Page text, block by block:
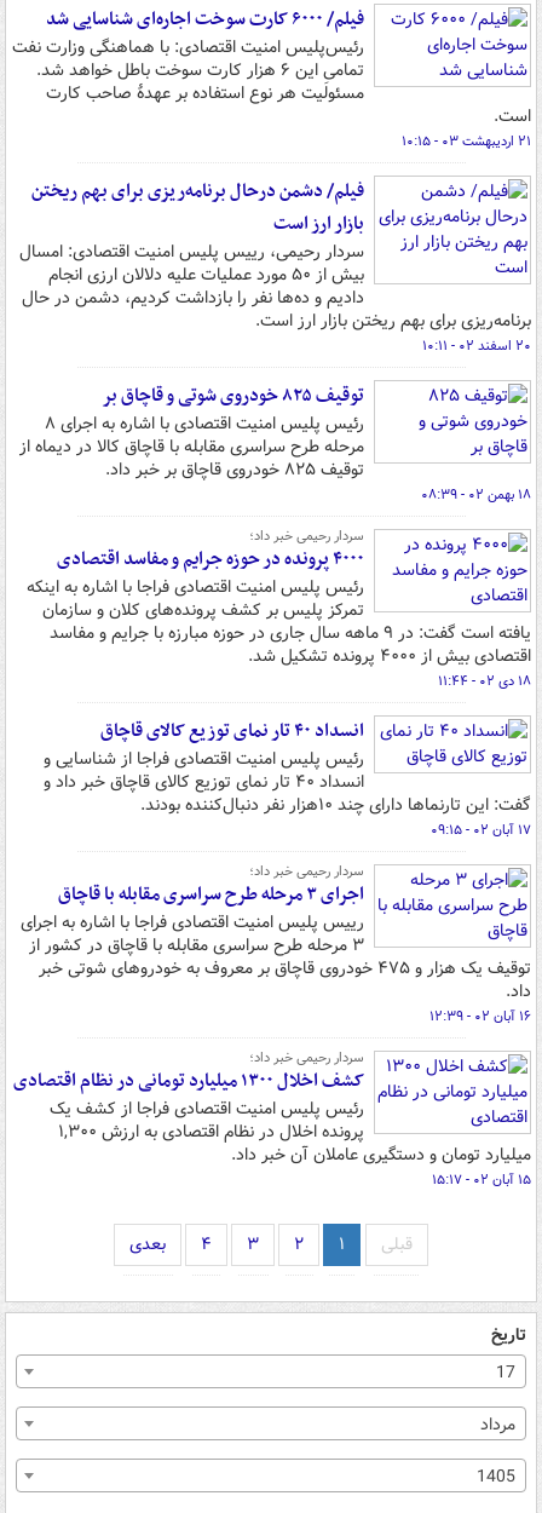
فیلم/ ۶۰۰۰ کارت سوخت اجاره‌ای شناسایی شد
رئیس‌پلیس امنیت اقتصادی: با هماهنگی وزارت نفت
تمامیِ این ۶ هزار کارت سوخت باطل خواهد شد.
مسئولیت هر نوع استفاده بر عهدۀ صاحب کارت
است.
۲۱ اردیبهشت ۰۳ - ۱۰:۱۵
فیلم/ دشمن درحال برنامه‌ریزی برای بهم ریختن
بازار ارز است
سردار رحیمی، رییس پلیس امنیت اقتصادی: امسال
بیش از ۵۰ مورد عملیات علیه دلالان ارزی انجام
دادیم و ده‌ها نفر را بازداشت کردیم، دشمن در حال
برنامه‌ریزی برای بهم ریختن بازار ارز است.
۲۰ اسفند ۰۲ - ۱۰:۱۱
توقیف ۸۲۵ خودروی شوتی و قاچاق بر
رئیس پلیس امنیت اقتصادی با اشاره به اجرای ۸
مرحله طرح سراسری مقابله با قاچاق کالا در دیماه از
توقیف ۸۲۵ خودروی قاچاق بر خبر داد.
۱۸ بهمن ۰۲ - ۰۸:۳۹
سردار رحیمی خبر داد؛
۴۰۰۰ پرونده در حوزه جرایم و مفاسد اقتصادی
رئیس پلیس امنیت اقتصادی فراجا با اشاره به اینکه
تمرکز پلیس بر کشف پرونده‌های کلان و سازمان
یافته است گفت: در ۹ ماهه سال جاری در حوزه مبارزه با جرایم و مفاسد
اقتصادی بیش از ۴۰۰۰ پرونده تشکیل شد.
۱۸ دی ۰۲ - ۱۱:۴۴
انسداد ۴۰ تار نمای توزیع کالای قاچاق
رئیس پلیس امنیت اقتصادی فراجا از شناسایی و
انسداد ۴۰ تار نمای توزیع کالای قاچاق خبر داد و
گفت: این تارنماها دارای چند ۱۰هزار نفر دنبال‌کننده بودند.
۱۷ آبان ۰۲ - ۰۹:۱۵
سردار رحیمی خبر داد؛
اجرای ۳ مرحله طرح سراسری مقابله با قاچاق
رییس پلیس امنیت اقتصادی فراجا با اشاره به اجرای
۳ مرحله طرح سراسری مقابله با قاچاق در کشور از
توقیف یک هزار و ۴۷۵ خودروی قاچاق بر معروف به خودروهای شوتی خبر
داد.
۱۶ آبان ۰۲ - ۱۲:۳۹
سردار رحیمی خبر داد؛
کشف اخلال ۱۳۰۰ میلیارد تومانی در نظام اقتصادی
رئیس پلیس امنیت اقتصادی فراجا از کشف یک
پرونده اخلال در نظام اقتصادی به ارزش ۱,۳۰۰
میلیارد تومان و دستگیری عاملان آن خبر داد.
۱۵ آبان ۰۲ - ۱۵:۱۷
قبلی ۱ ۲ ۳ ۴ بعدی
تاریخ
17
مرداد
1405